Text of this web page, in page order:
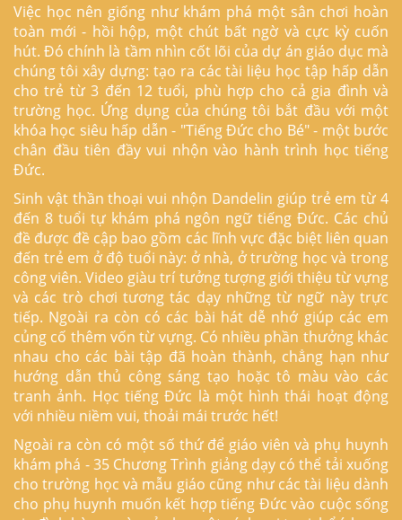
Việc học nên giống như khám phá một sân chơi hoàn
toàn mới - hồi hộp, một chút bất ngờ và cực kỳ cuốn
hút. Đó chính là tầm nhìn cốt lõi của dự án giáo dục mà
chúng tôi xây dựng: tạo ra các tài liệu học tập hấp dẫn
cho trẻ từ 3 đến 12 tuổi, phù hợp cho cả gia đình và
trường học. Ứng dụng của chúng tôi bắt đầu với một
khóa học siêu hấp dẫn - "Tiếng Đức cho Bé" - một bước
chân đầu tiên đầy vui nhộn vào hành trình học tiếng
Đức.
Sinh vật thần thoại vui nhộn Dandelin giúp trẻ em từ 4
đến 8 tuổi tự khám phá ngôn ngữ tiếng Đức. Các chủ
đề được đề cập bao gồm các lĩnh vực đặc biệt liên quan
đến trẻ em ở độ tuổi này: ở nhà, ở trường học và trong
công viên. Video giàu trí tưởng tượng giới thiệu từ vựng
và các trò chơi tương tác dạy những từ ngữ này trực
tiếp. Ngoài ra còn có các bài hát dễ nhớ giúp các em
củng cố thêm vốn từ vựng. Có nhiều phần thưởng khác
nhau cho các bài tập đã hoàn thành, chẳng hạn như
hướng dẫn thủ công sáng tạo hoặc tô màu vào các
tranh ảnh. Học tiếng Đức là một hình thái hoạt động
với nhiều niềm vui, thoải mái trước hết!
Ngoài ra còn có một số thứ để giáo viên và phụ huynh
khám phá - 35 Chương Trình giảng dạy có thể tải xuống
cho trường học và mẫu giáo cũng như các tài liệu dành
cho phụ huynh muốn kết hợp tiếng Đức vào cuộc sống